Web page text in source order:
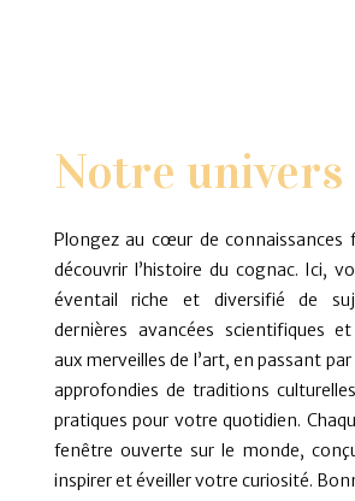
Notre univers
Plongez au cœur de connaissances
découvrir l’histoire du cognac. Ici,
éventail riche et diversifié de
dernières avancées scientifiques
aux merveilles de l’art, en passant
approfondies de traditions
pratiques pour votre quotidien.
fenêtre ouverte sur le monde,
inspirer et éveiller votre curiosité.